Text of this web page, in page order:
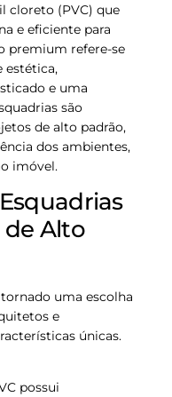
cloreto (PVC) que
e eficiente para
premium refere-se
estética,
e uma
são
de alto padrão,
dos ambientes,
imóvel.
de Alto
uma escolha
e
únicas.
possui